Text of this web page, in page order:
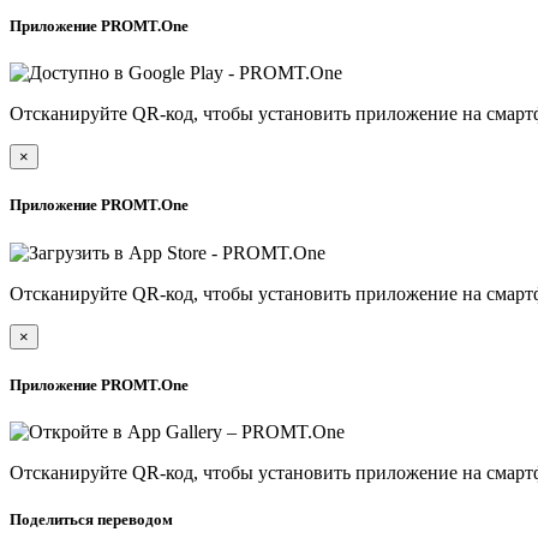
Приложение PROMT.One
Отсканируйте QR-код, чтобы установить приложение на
×
Приложение PROMT.One
Отсканируйте QR-код, чтобы установить приложение на
×
Приложение PROMT.One
Отсканируйте QR-код, чтобы установить приложение на
Поделиться переводом